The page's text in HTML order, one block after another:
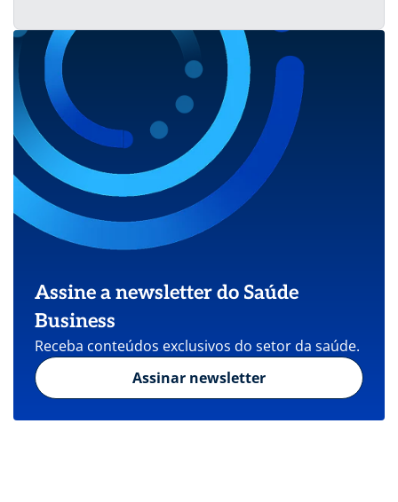
Assine a newsletter do Saúde
Business
Receba conteúdos exclusivos do setor da saúde.
Assinar newsletter